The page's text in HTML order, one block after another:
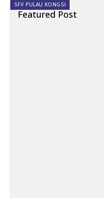
Featured Post
SFV PULAU KONGSI